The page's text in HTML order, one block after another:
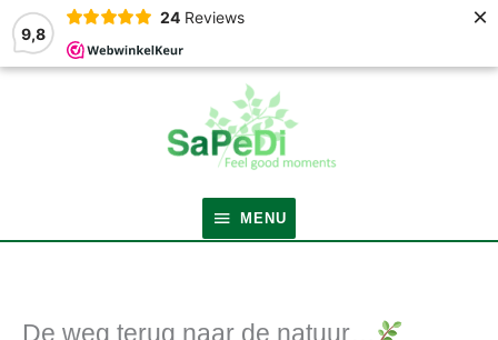
9,8
24 Reviews ×
MENU
MENU
De weg terug naar de natuur…